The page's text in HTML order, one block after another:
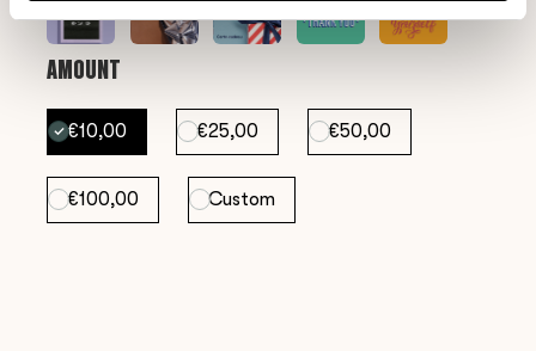
AMOUNT
€10,00 €25,00 €50,00
€100,00 Custom